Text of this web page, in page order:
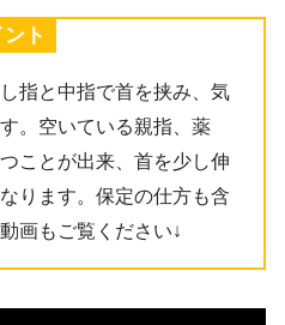
ト
指と中指で首を挟み、気
。空いている親指、薬
ことが出来、首を少し伸
ります。保定の仕方も含
画もご覧ください↓